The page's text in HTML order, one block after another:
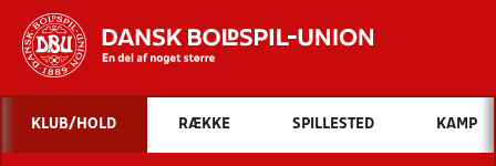
Hvad vil du søge efter?
INDHOLD OG NYHEDER
KLUB/HOLD RÆKKE SPILLESTED KAMP